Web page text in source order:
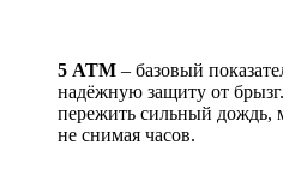
5 АТМ – базовый
надёжную защиту от
пережить сильный дождь,
не снимая часов.